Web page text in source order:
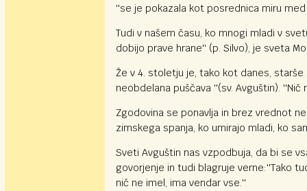
''se je pokazala kot posrednica miru
Tudi v našem času, ko mnogi mladi v
dobijo prave hrane'' (p. Silvo), je sveta
Že v 4. stoletju je, tako kot danes,
neobdelana puščava ''(sv. Avguštin).
Zgodovina se ponavlja in brez vrednot
zimskega spanja, ko umirajo mladi, ko
Sveti Avguštin nas vzpodbuja, da bi se
govorjenje in tudi blagruje verne:''Tako
nič ne imel, ima vendar vse.''